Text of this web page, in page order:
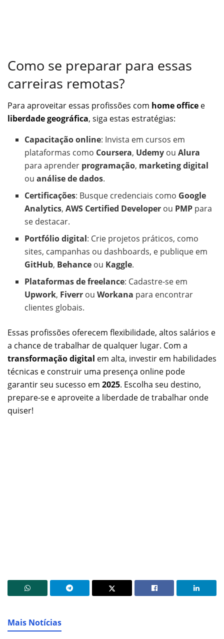
Como se preparar para essas
carreiras remotas?
Para aproveitar essas profissões com home office e
liberdade geográfica, siga estas estratégias:
Capacitação online: Invista em cursos em
plataformas como Coursera, Udemy ouAlura
para aprender programação, marketing digital
ouanálise de dados.
Certificações: Busque credenciais como Google
Analytics,AWS Certified Developer ou PMP para
se destacar.
Portfólio digital: Crie projetos práticos, como
sites, campanhas ou dashboards, e publique em
GitHub, Behance ou Kaggle.
Plataformas de freelance: Cadastre-se em
Upwork, Fiverr ouWorkana para encontrar
clientes globais.
Essas profissões oferecem flexibilidade, altos salários e
a chance de trabalhar de qualquer lugar. Com a
transformação digital em alta, investir em habilidades
técnicas e construir uma presença online pode
garantir seu sucesso em 2025. Escolha seu destino,
prepare-se e aproveite a liberdade de trabalhar onde
quiser!
Mais Notícias